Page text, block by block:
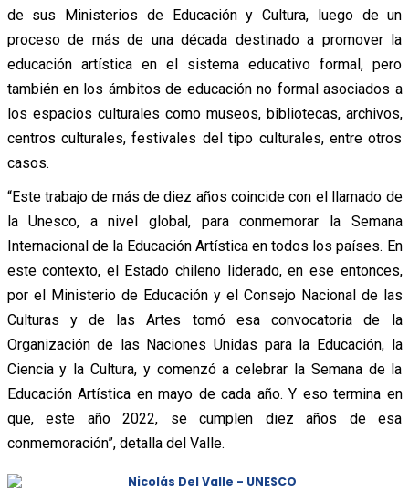
de sus Ministerios de Educación y Cultura, luego de un
proceso de más de una década destinado a promover la
educación artística en el sistema educativo formal, pero
también en los ámbitos de educación no formal asociados a
los espacios culturales como museos, bibliotecas, archivos,
centros culturales, festivales del tipo culturales, entre otros
casos.
“Este trabajo de más de diez años coincide con el llamado de
la Unesco, a nivel global, para conmemorar la Semana
Internacional de la Educación Artística en todos los países. En
este contexto, el Estado chileno liderado, en ese entonces,
por el Ministerio de Educación y el Consejo Nacional de las
Culturas y de las Artes tomó esa convocatoria de la
Organización de las Naciones Unidas para la Educación, la
Ciencia y la Cultura, y comenzó a celebrar la Semana de la
Educación Artística en mayo de cada año. Y eso termina en
que, este año 2022, se cumplen diez años de esa
conmemoración”, detalla del Valle.